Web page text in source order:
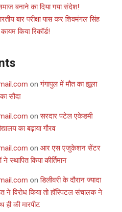
बनाने का दिया गया संदेश!
बार परीक्षा पास कर शिवमंगल सिंह
किया रिकॉर्ड!
onगंगापुल में मौत का झूला
सौदा
onसरदार पटेल एकेडमी
का बढ़ाया गौरव
on आर एस एजुकेशन सेंटर
किया कीर्तिमान
onडिलीवरी के दौरान ज्यादा
ने विरोध किया तो हॉस्पिटल संचालक ने
ही की मारपीट